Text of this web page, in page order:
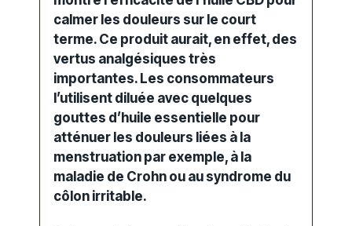
calmer les douleurs sur le court
terme. Ce produit aurait, en effet, des
vertus analgésiques très
importantes. Les consommateurs
l’utilisent diluée avec quelques
gouttes d’huile essentielle pour
atténuer les douleurs liées à la
menstruation par exemple, à la
maladie de Crohn ou au syndrome du
côlon irritable.